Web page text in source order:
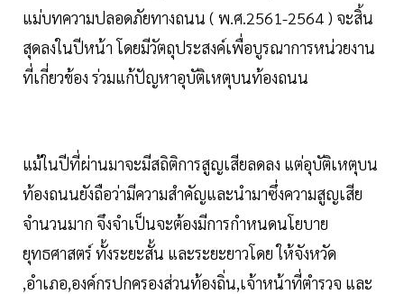
แม่บทความปลอดภัยทางถนน ( พ.ศ.2561-2564 ) จะสิ้น
สุดลงในปีหน้า โดยมีวัตถุประสงค์เพื่อบูรณาการหน่วยงาน
ที่เกี่ยวข้อง ร่วมแก้ปัญหาอุบัติเหตุบนท้องถนน
แม้ในปีที่ผ่านมาจะมีสถิติการสูญเสียลดลง แต่อุบัติเหตุบน
ท้องถนนยังถือว่ามีความสำคัญและนำมาซึ่งความสูญเสีย
จำนวนมาก จึงจำเป็นจะต้องมีการกำหนดนโยบาย
ยุทธศาสตร์ ทั้งระยะสั้น และระยะยาวโดย ให้จังหวัด
,อำเภอ,องค์กรปกครองส่วนท้องถิ่น,เจ้าหน้าที่ตำรวจ และ